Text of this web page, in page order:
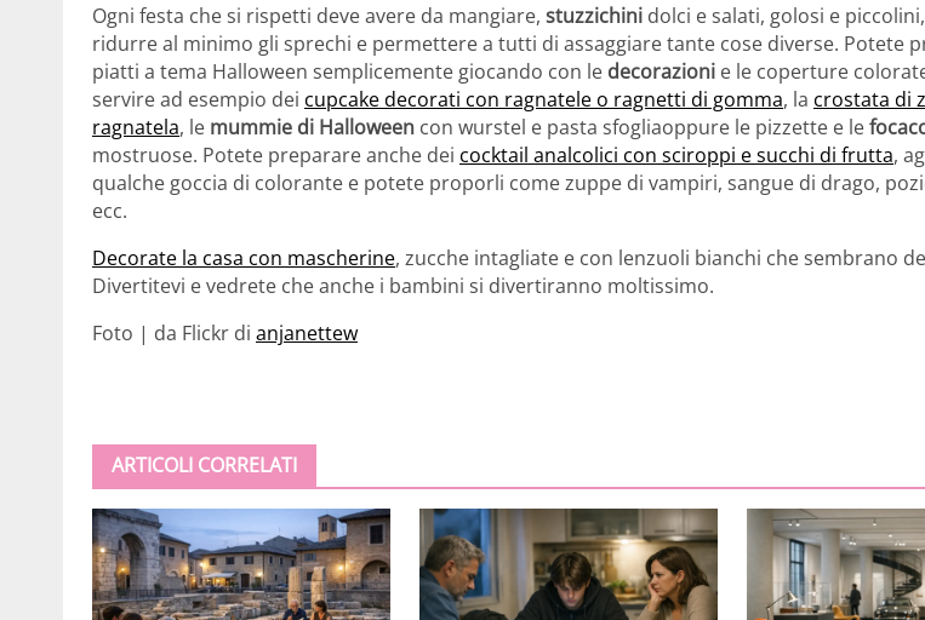
Ogni festa che si rispetti deve avere da mangiare, stuzzichini dolci e salati, golosi e
ridurre al minimo gli sprechi e permettere a tutti di assaggiare tante cose diverse. Potete
piatti a tema Halloween semplicemente giocando con le decorazioni e le coperture
servire ad esempio dei cupcake decorati con ragnatele o ragnetti di gomma, la crostata di
ragnatela, le mummie di Halloween con wurstel e pasta sfogliaoppure le pizzette e le
mostruose. Potete preparare anche dei cocktail analcolici con sciroppi e succhi di frutta,
qualche goccia di colorante e potete proporli come zuppe di vampiri, sangue di drago,
ecc.
Decorate la casa con mascherine, zucche intagliate e con lenzuoli bianchi che sembrano
Divertitevi e vedrete che anche i bambini si divertiranno moltissimo.
Foto | da Flickr di anjanettew
ARTICOLI CORRELATI